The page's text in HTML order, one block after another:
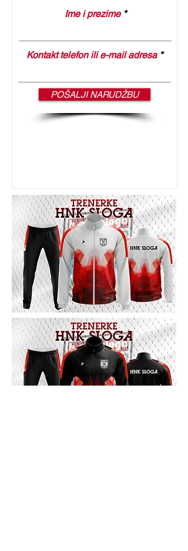
Ime i prezime
Kontakt telefon ili e-mail adresa
POŠALJI NARUDŽBU